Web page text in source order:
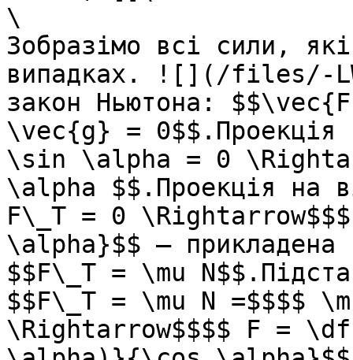
\
Зобразімо всi сили,
випадках. ![](/files/-
закон Ньютона:
\vec{g} =
\sin \alpha = 0
\alpha $$.Проекцiя
F\_T = 0
\alpha}$$ – прикладена
$$F\_T = \mu
$$F\_T = \mu N =$$$$
\Rightarrow$$$$ F =